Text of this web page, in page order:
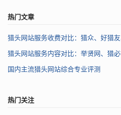
热门文章
猎头网站服务收费对比：猎众、好猎
猎头网站服务内容对比：举贤网、猎
国内主流猎头网站综合专业评测
热门关注